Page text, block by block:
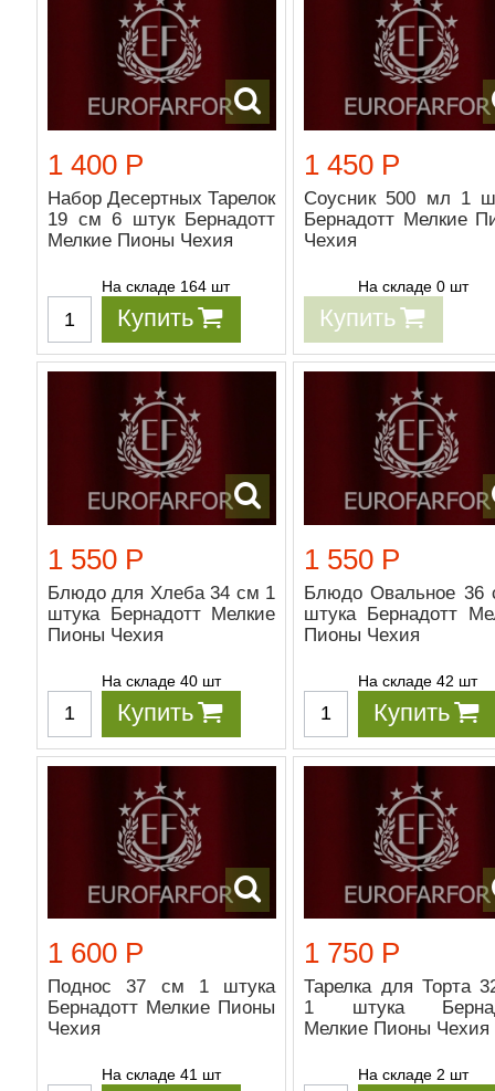
1 400 Р
Набор Десертных Тарелок
19 см 6 штук Бернадотт
Мелкие Пионы Чехия
На складе 164 шт
Купить
1 450 Р
Соусник 500 мл 1
Бернадотт Мелкие
Чехия
На складе 0 шт
Купить
1 550 Р
Блюдо для Хлеба 34 см 1
штука Бернадотт Мелкие
Пионы Чехия
На складе 40 шт
Купить
1 550 Р
Блюдо Овальное 36
штука Бернадотт
Пионы Чехия
На складе 42 шт
Купить
1 600 Р
Поднос 37 см 1 штука
Бернадотт Мелкие Пионы
Чехия
На складе 41 шт
1 750 Р
Тарелка для Торта
1 штука
Мелкие Пионы Чехия
На складе 2 шт